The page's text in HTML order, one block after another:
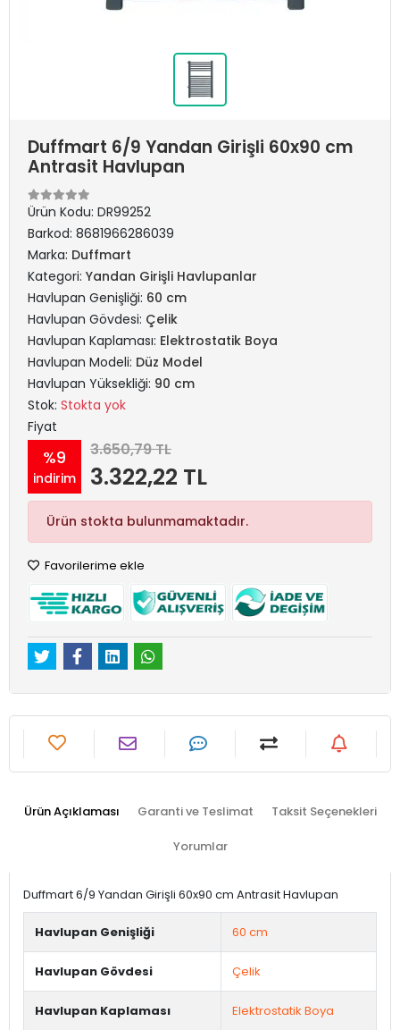
Duffmart 6/9 Yandan Girişli 60x90 cm
Antrasit Havlupan
Ürün Kodu: DR99252
Barkod: 8681966286039
Marka: Duffmart
Kategori: Yandan Girişli Havlupanlar
Havlupan Genişliği: 60 cm
Havlupan Gövdesi: Çelik
Havlupan Kaplaması: Elektrostatik Boya
Havlupan Modeli: Düz Model
Havlupan Yüksekliği: 90 cm
Stok: Stokta yok
Fiyat
%9
indirim
3.650,79 TL
3.322,22 TL
Ürün stokta bulunmamaktadır.
Favorilerime ekle
Ürün Açıklaması Garanti ve Teslimat Taksit Seçenekleri
Yorumlar
Duffmart 6/9 Yandan Girişli 60x90 cm Antrasit Havlupan
Havlupan Genişliği 60 cm
Havlupan Gövdesi Çelik
Havlupan Kaplaması Elektrostatik Boya